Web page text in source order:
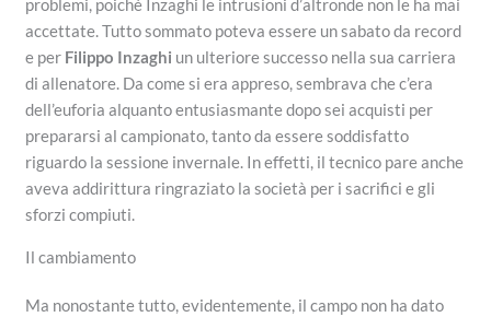
problemi, poichè Inzaghi le intrusioni d’altronde non le ha mai
accettate. Tutto sommato poteva essere un sabato da record
e per Filippo Inzaghi un ulteriore successo nella sua carriera
di allenatore. Da come si era appreso, sembrava che c’era
dell’euforia alquanto entusiasmante dopo sei acquisti per
prepararsi al campionato, tanto da essere soddisfatto
riguardo la sessione invernale. In effetti, il tecnico pare anche
aveva addirittura ringraziato la società per i sacrifici e gli
sforzi compiuti.
Il cambiamento
Ma nonostante tutto, evidentemente, il campo non ha dato